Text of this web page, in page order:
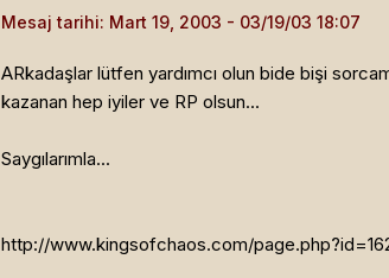
Mesaj tarihi: Mart 19, 2003
ARkadaşlar lütfen yardımcı olun bide bişi
kazanan hep iyiler ve RP olsun...
Saygılarımla...
http://www.kingsofchaos.com/